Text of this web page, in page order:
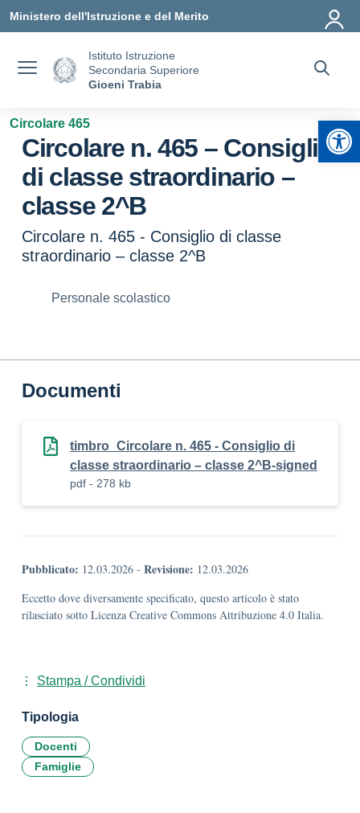
Ministero dell'Istruzione e del Merito
Istituto Istruzione
Secondaria Superiore
Gioeni Trabia
Circolare 465
Circolare n. 465 – Consiglio
di classe straordinario –
classe 2^B
Circolare n. 465 - Consiglio di classe
straordinario – classe 2^B
Personale scolastico
Documenti
timbro_Circolare n. 465 - Consiglio di
classe straordinario – classe 2^B-signed
pdf - 278 kb
Pubblicato: 12.03.2026 - Revisione: 12.03.2026
Eccetto dove diversamente specificato, questo articolo è stato
rilasciato sotto Licenza Creative Commons Attribuzione 4.0 Italia.
Stampa / Condividi
Tipologia
Docenti
Famiglie